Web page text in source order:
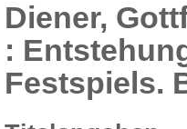
Diener,
:
Festspiels.